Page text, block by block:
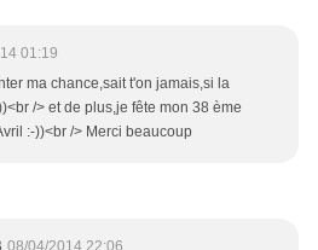
01:19
ma chance,sait t'on jamais,si la
/> et de plus,je fête mon 38 ème
:-))<br /> Merci beaucoup
08/04/2014 22:06